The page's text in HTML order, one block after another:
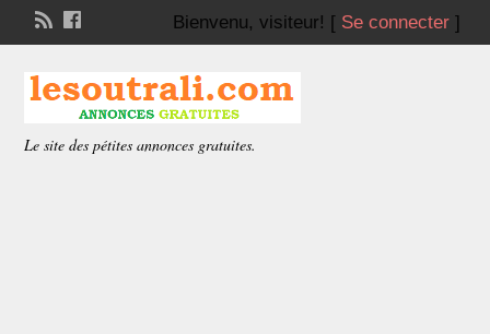
Bienvenu, visiteur! [ Se connecter]
Le site des pétites annonces gratuites.